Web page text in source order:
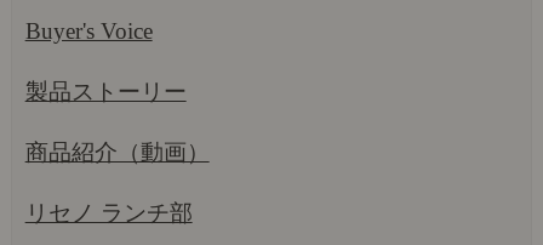
Buyer's Voice
製品ストーリー
商品紹介（動画）
リセノ ランチ部